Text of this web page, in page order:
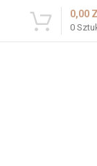
0
0,00